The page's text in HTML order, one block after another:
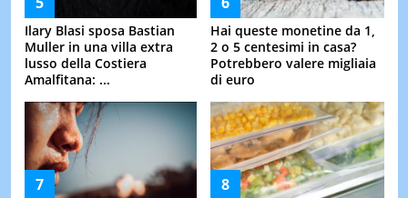
Ilary Blasi sposa Bastian
Muller in una villa extra
lusso della Costiera
Amalfitana: ...
Hai queste monetine da 1,
2 o 5 centesimi in casa?
Potrebbero valere migliaia
di euro